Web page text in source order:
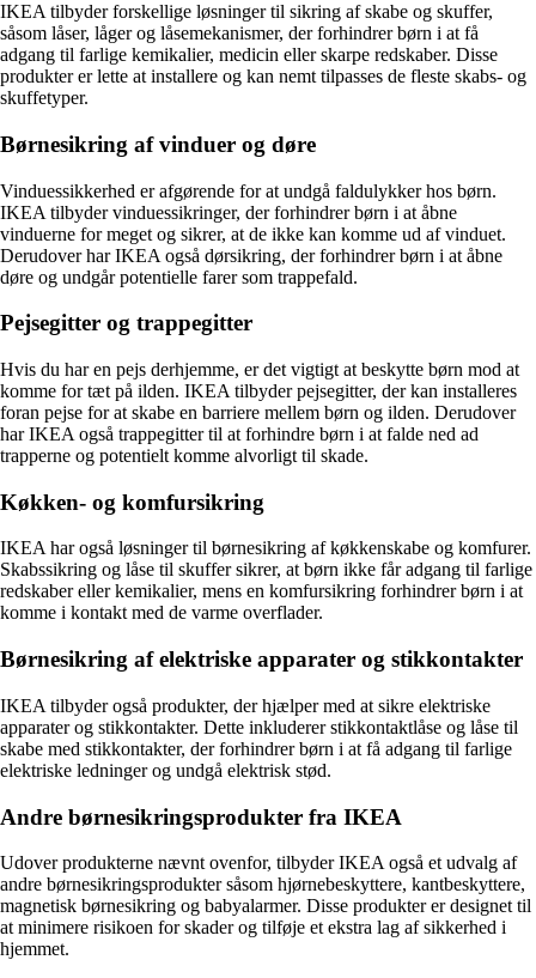
IKEA tilbyder forskellige løsninger til sikring af skabe og skuffer,
såsom låser, låger og låsemekanismer, der forhindrer børn i at få
adgang til farlige kemikalier, medicin eller skarpe redskaber. Disse
produkter er lette at installere og kan nemt tilpasses de fleste skabs- og
skuffetyper.
Børnesikring af vinduer og døre
Vinduessikkerhed er afgørende for at undgå faldulykker hos børn.
IKEA tilbyder vinduessikringer, der forhindrer børn i at åbne
vinduerne for meget og sikrer, at de ikke kan komme ud af vinduet.
Derudover har IKEA også dørsikring, der forhindrer børn i at åbne
døre og undgår potentielle farer som trappefald.
Pejsegitter og trappegitter
Hvis du har en pejs derhjemme, er det vigtigt at beskytte børn mod at
komme for tæt på ilden. IKEA tilbyder pejsegitter, der kan installeres
foran pejse for at skabe en barriere mellem børn og ilden. Derudover
har IKEA også trappegitter til at forhindre børn i at falde ned ad
trapperne og potentielt komme alvorligt til skade.
Køkken- og komfursikring
IKEA har også løsninger til børnesikring af køkkenskabe og komfurer.
Skabssikring og låse til skuffer sikrer, at børn ikke får adgang til farlige
redskaber eller kemikalier, mens en komfursikring forhindrer børn i at
komme i kontakt med de varme overflader.
Børnesikring af elektriske apparater og stikkontakter
IKEA tilbyder også produkter, der hjælper med at sikre elektriske
apparater og stikkontakter. Dette inkluderer stikkontaktlåse og låse til
skabe med stikkontakter, der forhindrer børn i at få adgang til farlige
elektriske ledninger og undgå elektrisk stød.
Andre børnesikringsprodukter fra IKEA
Udover produkterne nævnt ovenfor, tilbyder IKEA også et udvalg af
andre børnesikringsprodukter såsom hjørnebeskyttere, kantbeskyttere,
magnetisk børnesikring og babyalarmer. Disse produkter er designet til
at minimere risikoen for skader og tilføje et ekstra lag af sikkerhed i
hjemmet.